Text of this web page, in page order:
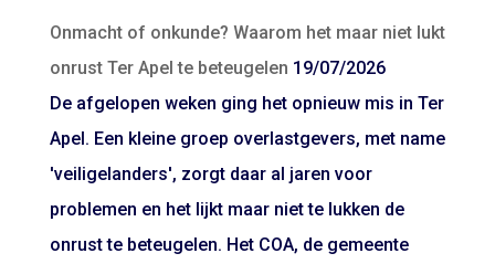
Onmacht of onkunde? Waarom het maar niet lukt
onrust Ter Apel te beteugelen 19/07/2026
De afgelopen weken ging het opnieuw mis in Ter
Apel. Een kleine groep overlastgevers, met name
'veiligelanders', zorgt daar al jaren voor
problemen en het lijkt maar niet te lukken de
onrust te beteugelen. Het COA, de gemeente